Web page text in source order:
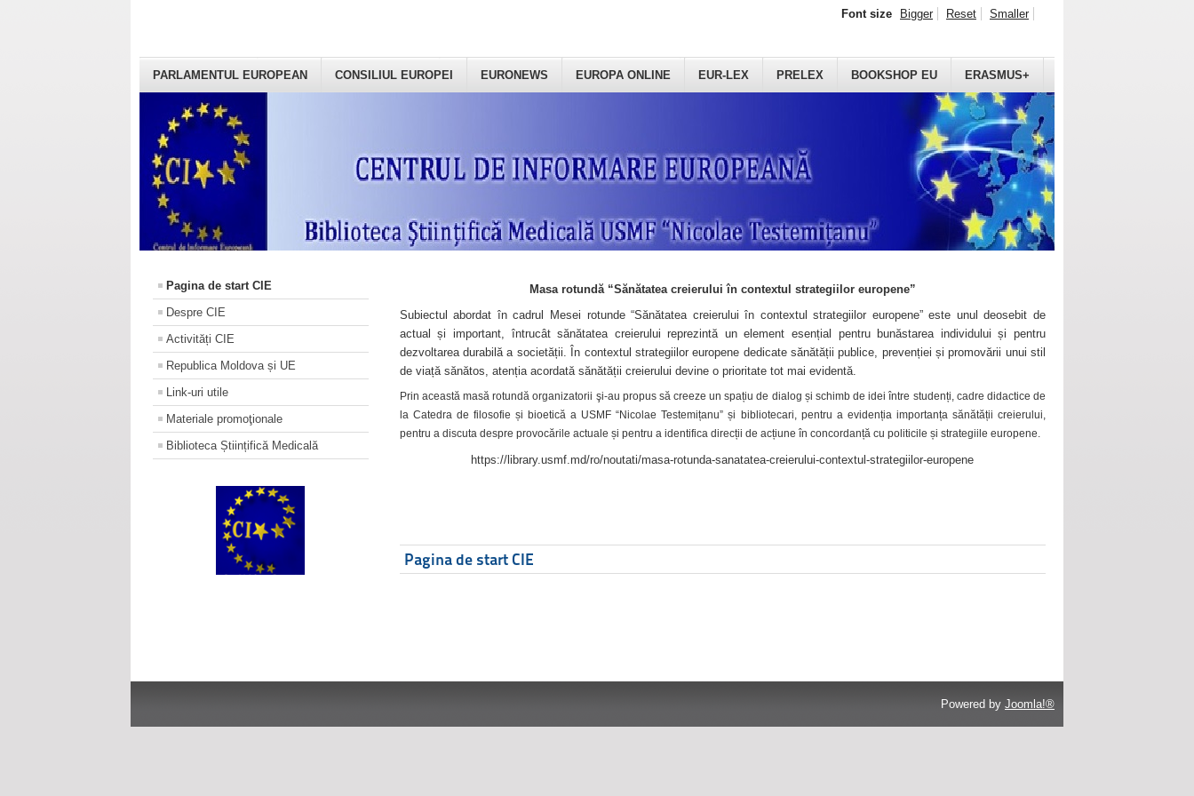
PARLAMENTUL EUROPEAN CONSILIUL EUROPEI EURONEWS EUROPA ONLINE EUR-LEX PRELEX BOOKSHOP EU ERASMUS+
Font size Bigger Reset Smaller
Pagina de start CIE
Despre CIE
Activități CIE
Republica Moldova și UE
Link-uri utile
Materiale promoţionale
Biblioteca Științifică Medicală
Masa rotundă “Sănătatea creierului în contextul strategiilor europene”
Subiectul abordat în cadrul Mesei rotunde “Sănătatea creierului în contextul strategiilor europene” este unul deosebit de
actual și important, întrucât sănătatea creierului reprezintă un element esențial pentru bunăstarea individului și pentru
dezvoltarea durabilă a societății. În contextul strategiilor europene dedicate sănătății publice, prevenției și promovării unui stil
de viață sănătos, atenția acordată sănătății creierului devine o prioritate tot mai evidentă.
Prin această masă rotundă organizatorii şi-au propus să creeze un spațiu de dialog și schimb de idei între studenți, cadre didactice de
la Catedra de filosofie și bioetică a USMF “Nicolae Testemițanu” și bibliotecari, pentru a evidenția importanța sănătății creierului,
pentru a discuta despre provocările actuale și pentru a identifica direcții de acțiune în concordanță cu politicile și strategiile europene.
https://library.usmf.md/ro/noutati/masa-rotunda-sanatatea-creierului-contextul-strategiilor-europene
Pagina de start CIE
Powered by Joomla!®